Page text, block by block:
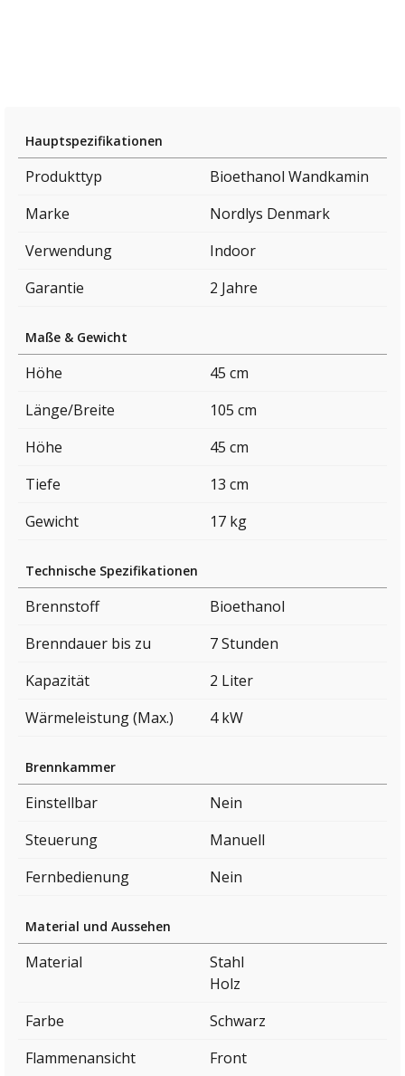
Hauptspezifikationen
Produkttyp
Bioethanol Wandkamin
Marke
Nordlys Denmark
Verwendung
Indoor
Garantie
2 Jahre
Maße & Gewicht
Höhe
45 cm
Länge/Breite
105 cm
Höhe
45 cm
Tiefe
13 cm
Gewicht
17 kg
Technische Spezifikationen
Brennstoff
Bioethanol
Brenndauer bis zu
7 Stunden
Kapazität
2 Liter
Wärmeleistung (Max.)
4 kW
Brennkammer
Einstellbar
Nein
Steuerung
Manuell
Fernbedienung
Nein
Material und Aussehen
Material
Stahl
Holz
Farbe
Schwarz
Flammenansicht
Front